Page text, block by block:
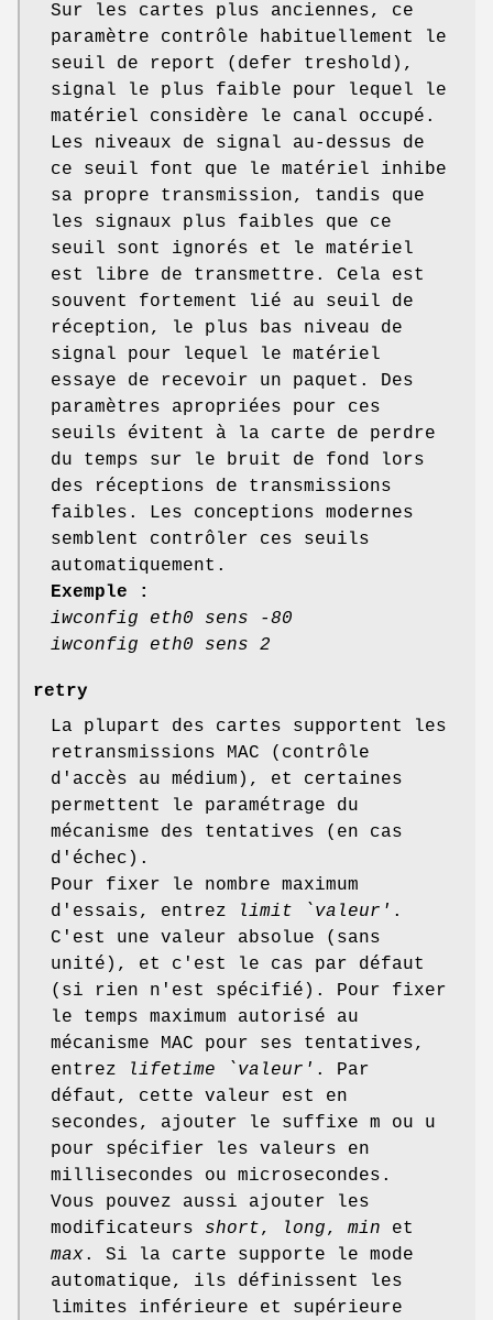
Sur les cartes plus anciennes, ce
paramètre contrôle habituellement le
seuil de report (defer treshold),
signal le plus faible pour lequel le
matériel considère le canal occupé.
Les niveaux de signal au-dessus de
ce seuil font que le matériel inhibe
sa propre transmission, tandis que
les signaux plus faibles que ce
seuil sont ignorés et le matériel
est libre de transmettre. Cela est
souvent fortement lié au seuil de
réception, le plus bas niveau de
signal pour lequel le matériel
essaye de recevoir un paquet. Des
paramètres apropriées pour ces
seuils évitent à la carte de perdre
du temps sur le bruit de fond lors
des réceptions de transmissions
faibles. Les conceptions modernes
semblent contrôler ces seuils
automatiquement.
Exemple :
iwconfig eth0 sens -80
iwconfig eth0 sens 2
retry
La plupart des cartes supportent les
retransmissions MAC (contrôle
d'accès au médium), et certaines
permettent le paramétrage du
mécanisme des tentatives (en cas
d'échec).
Pour fixer le nombre maximum
d'essais, entrez
limit `valeur' .
C'est une valeur absolue (sans
unité), et c'est le cas par défaut
(si rien n'est spécifié). Pour fixer
le temps maximum autorisé au
mécanisme MAC pour ses tentatives,
entrez
lifetime `valeur' . Par
défaut, cette valeur est en
secondes, ajouter le suffixe m ou u
pour spécifier les valeurs en
millisecondes ou microsecondes.
Vous pouvez aussi ajouter les
modificateurs short, long, min et
max. Si la carte supporte le mode
automatique, ils définissent les
limites inférieure et supérieure